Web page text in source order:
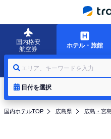
国内格安
航空券
ホテル・旅館
エリア、キーワードを入力
日付を選択
国内ホテルTOP 広島県 広島・宮島